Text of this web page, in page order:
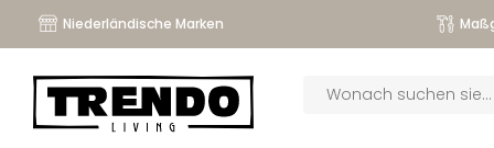
Niederländische Marken
search